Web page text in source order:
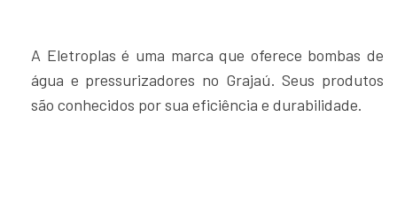
A Eletroplas é uma marca que oferece bombas de
água e pressurizadores no Grajaú. Seus produtos
são conhecidos por sua eficiência e durabilidade.